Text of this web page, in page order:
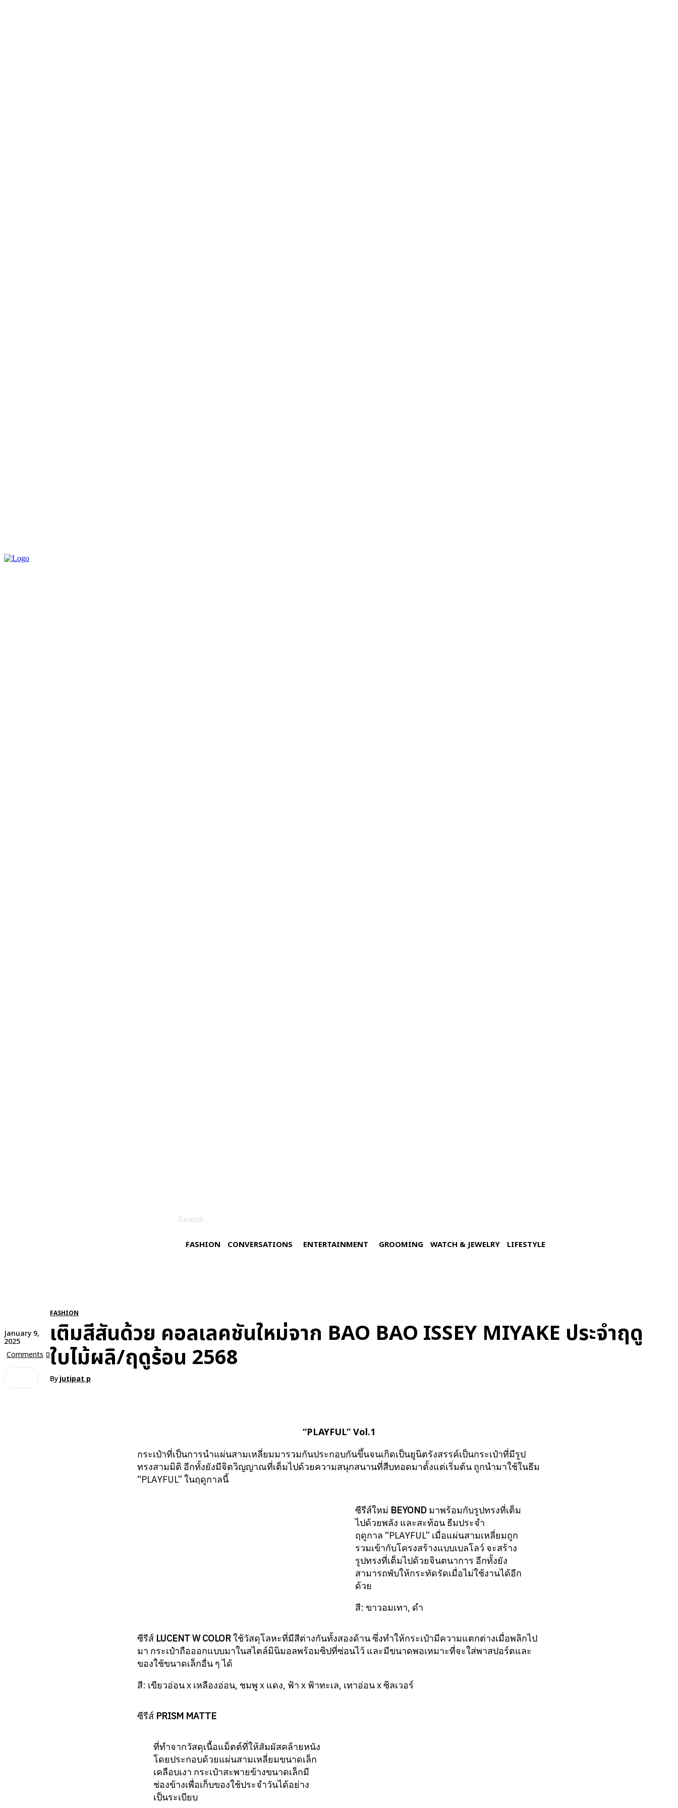
Search
FASHION CONVERSATIONS ENTERTAINMENT GROOMING WATCH & JEWELRY LIFESTYLE
January 9,
2025
Comments 0
FASHION
เติมสีสันด้วย คอลเลคชันใหม่จาก BAO BAO ISSEY MIYAKE ประจำฤดู
ใบไม้ผลิ/ฤดูร้อน 2568
Byjutipat p
“PLAYFUL” Vol.1
กระเป๋าที่เป็นการนำแผ่นสามเหลี่ยมมารวมกันประกอบกันขึ้นจนเกิดเป็นยูนิตรังสรรค์เป็นกระเป๋าที่มีรูป
ทรงสามมิติ อีกทั้งยังมีจิตวิญญาณที่เต็มไปด้วยความสนุกสนานที่สืบทอดมาตั้งแต่เริ่มต้น ถูกนำมาใช้ในธีม
“PLAYFUL” ในฤดูกาลนี้
ซีรีส์ใหม่ BEYOND มาพร้อมกับรูปทรงที่เต็ม
ไปด้วยพลัง และสะท้อน ธีมประจำ
ฤดูกาล “PLAYFUL” เมื่อแผ่นสามเหลี่ยมถูก
รวมเข้ากับโครงสร้างแบบเบลโลว์ จะสร้าง
รูปทรงที่เต็มไปด้วยจินตนาการ อีกทั้งยัง
สามารถพับให้กระทัดรัดเมื่อไม่ใช้งานได้อีก
ด้วย
สี: ขาวอมเทา, ดำ
ซีรีส์ LUCENT W COLORใช้วัสดุโลหะที่มีสีต่างกันทั้งสองด้าน ซึ่งทำให้กระเป๋ามีความแตกต่างเมื่อพลิกไป
มา กระเป๋าถือออกแบบมาในสไตล์มินิมอลพร้อมซิปที่ซ่อนไว้ และมีขนาดพอเหมาะที่จะใส่พาสปอร์ตและ
ของใช้ขนาดเล็กอื่น ๆ ได้
สี: เขียวอ่อน x เหลืองอ่อน, ชมพู x แดง, ฟ้า x ฟ้าทะเล, เทาอ่อน x ซิลเวอร์
ซีรีส์ PRISM MATTE
ที่ทำจากวัสดุเนื้อแม็ตต์ที่ให้สัมผัสคล้ายหนัง
โดยประกอบด้วยแผ่นสามเหลี่ยมขนาดเล็ก
เคลือบเงา กระเป๋าสะพายข้างขนาดเล็กมี
ช่องข้างเพื่อเก็บของใช้ประจำวันได้อย่าง
เป็นระเบียบ